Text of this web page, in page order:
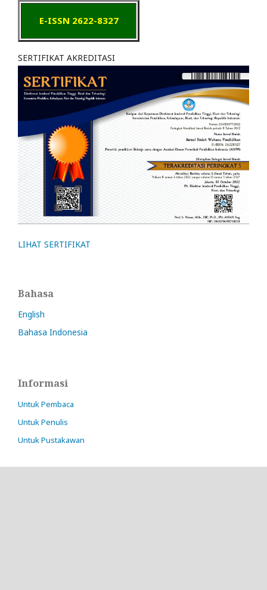
E-ISSN 2622-8327
SERTIFIKAT AKREDITASI
LIHAT SERTIFIKAT
Bahasa
English
Bahasa Indonesia
Informasi
Untuk Pembaca
Untuk Penulis
Untuk Pustakawan